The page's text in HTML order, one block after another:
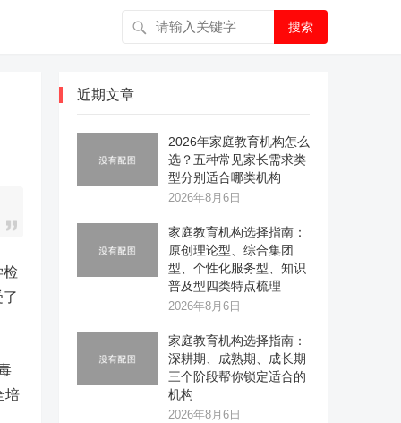
搜索
培
近期文章
2026年家庭教育机构怎么
选？五种常见家长需求类
型分别适合哪类机构
2026年8月6日
家庭教育机构选择指南：
原创理论型、综合集团
型、个性化服务型、知识
普及型四类特点梳理
2026年8月6日
家庭教育机构选择指南：
深耕期、成熟期、成长期
三个阶段帮你锁定适合的
机构
2026年8月6日